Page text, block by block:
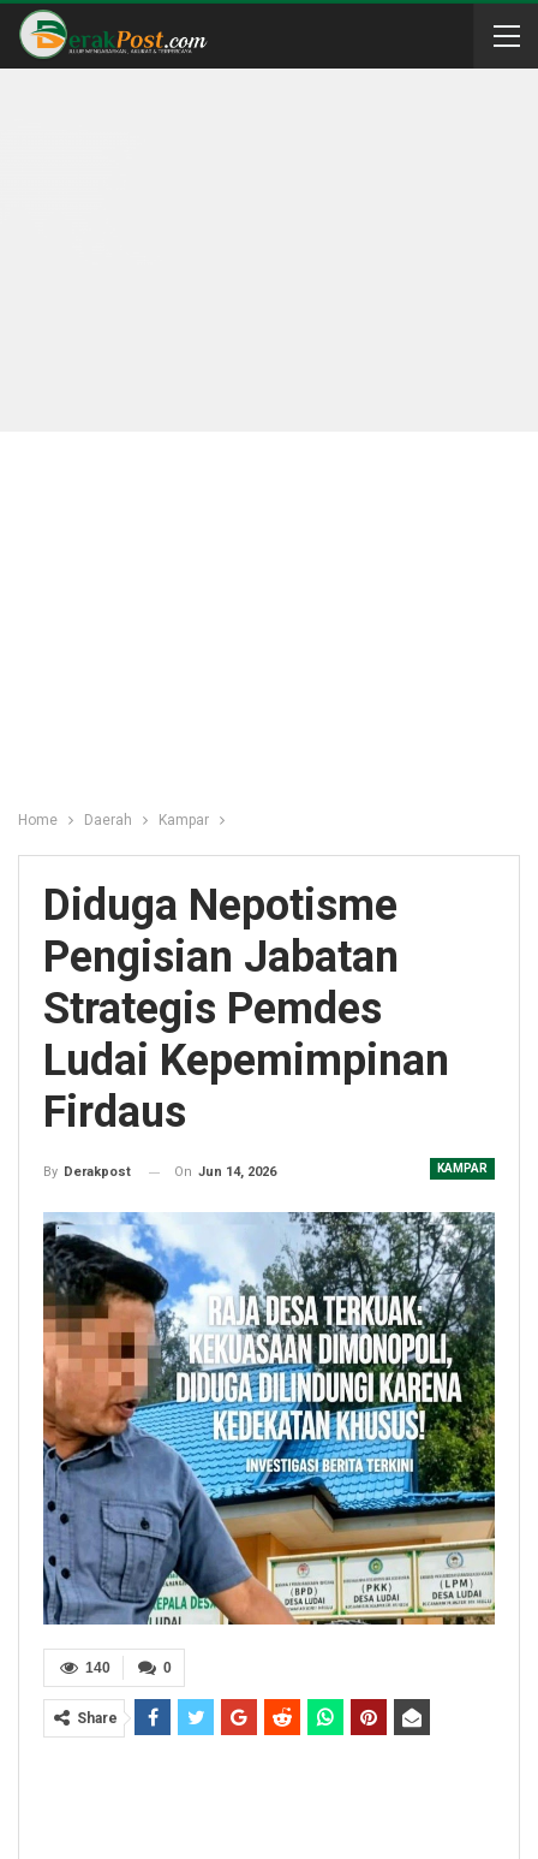
Home Daerah Kampar
Diduga Nepotisme
Pengisian Jabatan
Strategis Pemdes
Ludai Kepemimpinan
Firdaus
KAMPAR
By Derakpost On Jun 14, 2026
0
140
Share